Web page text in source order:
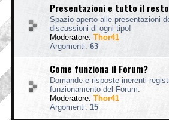
Presentazioni e tutto il resto
Spazio aperto alle presentazioni
discussioni di ogni tipo!
Moderatore: Thor41
Argomenti: 63
Come funziona il Forum?
Domande e risposte inerenti
funzionamento del Forum.
Moderatore: Thor41
Argomenti: 15